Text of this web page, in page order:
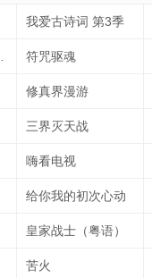
我爱古诗词 第3季
符咒驱魂
修真界漫游
三界灭天战
嗨看电视
给你我的初次心动
皇家战士（粤语）
苦火